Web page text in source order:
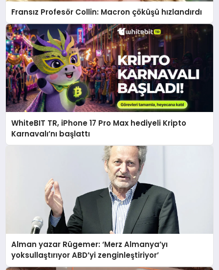
Fransız Profesör Collin: Macron çöküşü hızlandırdı
WhiteBIT TR, iPhone 17 Pro Max hediyeli Kripto
Karnavalı’nı başlattı
Alman yazar Rügemer: ‘Merz Almanya’yı
yoksullaştırıyor ABD’yi zenginleştiriyor’